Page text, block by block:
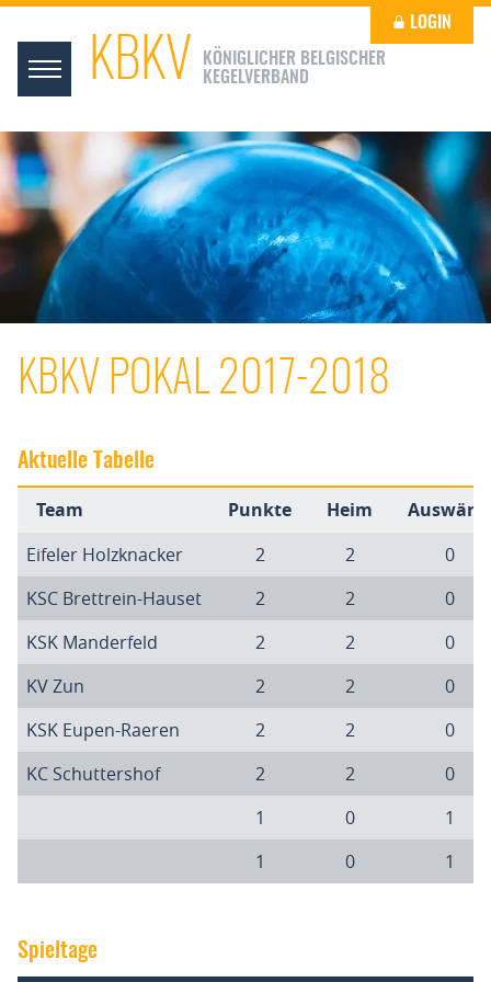
KBKV
KÖNIGLICHER BELGISCHER
KEGELVERBAND
LOGIN
KBKV POKAL 2017-2018
Aktuelle Tabelle
Team Punkte Heim
Auswärts
Eifeler Holzknacker
2 2
0
KSC Brettrein-Hauset
2 2
0
KSK Manderfeld
2 2
0
KV Zun
2 2
0
KSK Eupen-Raeren
2 2
0
KC Schuttershof
2 2
0
1
0
1
1
0 1
Spieltage